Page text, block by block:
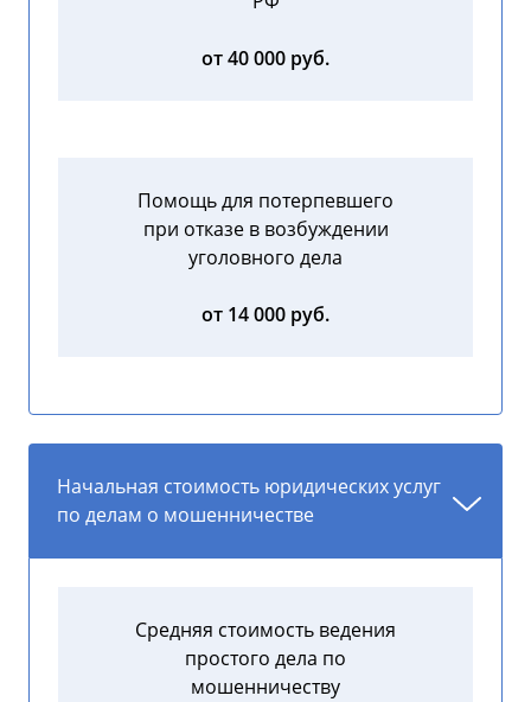
от 40 000 руб.
Помощь для потерпевшего
при отказе в возбуждении
уголовного дела
от 14 000 руб.
Начальная стоимость юридических услуг
по делам о мошенничестве
Средняя стоимость ведения
простого дела по
мошенничеству